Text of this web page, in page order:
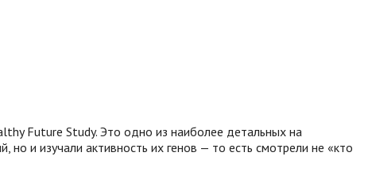
Future Study. Это одно из наиболее детальных на
и изучали активность их генов — то есть смотрели не «кто